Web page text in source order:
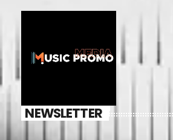
NEWSLETTER